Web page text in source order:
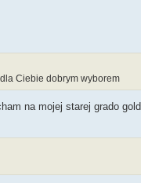
Ciebie dobrym wyborem
na mojej starej grado